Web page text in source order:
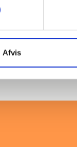
Afvisgemäß EN